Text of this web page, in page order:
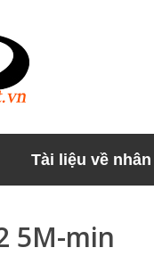
Tài liệu về
5M-min